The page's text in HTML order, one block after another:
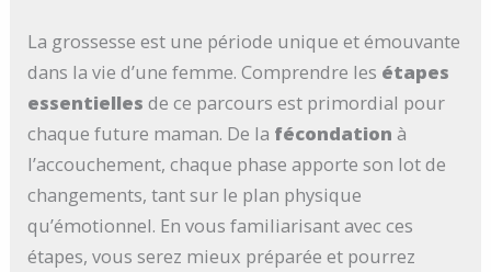
La grossesse est une période unique et émouvante
dans la vie d’une femme. Comprendre les étapes
essentielles de ce parcours est primordial pour
chaque future maman. De la fécondation à
l’accouchement, chaque phase apporte son lot de
changements, tant sur le plan physique
qu’émotionnel. En vous familiarisant avec ces
étapes, vous serez mieux préparée et pourrez